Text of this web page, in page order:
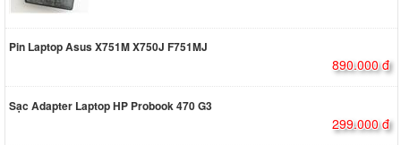
Pin Laptop Asus X751M X750J F751MJ
890.000 đ
Sạc Adapter Laptop HP Probook 470 G3
299.000 đ